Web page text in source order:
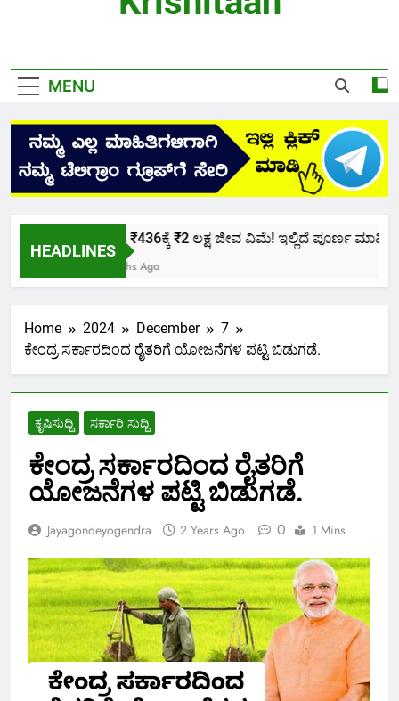
MENU
HEADLINES
ಕೇವಲ ₹436ಕ್ಕೆ ₹2 ಲಕ್ಷ ಜೀವ ವಿಮೆ! ಇಲ್ಲಿದೆ ಪೂರ್ಣ ಮಾಹಿತಿ.
2 Months Ago
Home 2024 December
7
ಕೇಂದ್ರ ಸರ್ಕಾರದಿಂದ ರೈತರಿಗೆ ಯೋಜನೆಗಳ ಪಟ್ಟಿ ಬಿಡುಗಡೆ.
ಕೃಷಿಸುದ್ದಿ ಸರ್ಕಾರಿ ಸುದ್ದಿ
ಕೇಂದ್ರ ಸರ್ಕಾರದಿಂದ ರೈತರಿಗೆ
ಯೋಜನೆಗಳ ಪಟ್ಟಿ ಬಿಡುಗಡೆ.
Jayagondeyogendra 2 Years Ago 0 1 Mins